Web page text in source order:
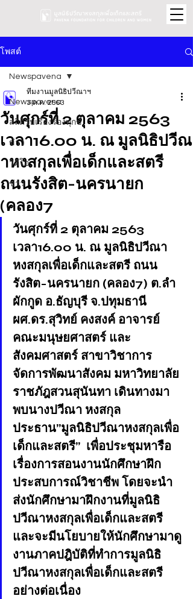
โพสต์
Newspavena
สถิติรับเรื่องร้องทุกข์
ข่าว
วิดีโอ
ข่าว
Newspavena
วันศุกร์ที่ 2 ตุลาคม 2563
เวลา16.00 น. ณ มูลนิธิปวีณ
าหงสกุลเพื่อเด็กและสตรี
ถนนรังสิต-นครนายก
(คลอง7
ทีมงานมูลนิธิปวีณาฯ
3 ต.ค. 2563
วันศุกร์ที่ 2 ตุลาคม 2563
เวลา16.00 น. ณ มูลนิธิปวีณา
หงสกุลเพื่อเด็กและสตรี ถนน
รังสิต-นครนายก (คลอง7) ต.ลำ
ผักกูด อ.ธัญบุรี จ.ปทุมธานี
ผศ.ดร.สุวิทย์ คงสงค์ อาจารย์
คณะมนุษยศาสตร์ และ
สังคมศาสตร์ สาขาวิชาการ
จัดการพัฒนาสังคม มหาวิทยาลัย
ราชภัฎสวนสุนันทา เดินทางมา
พบนางปวีณา หงสกุล
ประธาน”มูลนิธิปวีณาหงสกุลเพื่อ
เด็กและสตรี”  เพื่อประชุมหารือ
เรื่องการสอนงานนักศึกษาฝึก
ประสบการณ์วิชาชีพ โดยจะนำ
ส่งนักศึกษามาฝึกงานที่มูลนิธิ
ปวีณาหงสกุลเพื่อเด็กและสตรี
และจะมีนโยบายให้นักศึกษามาดู
งานภาคปฎิบัติที่ทำการมูลนิธิ
ปวีณาหงสกุลเพื่อเด็กและสตรี
อย่างต่อเนื่อง